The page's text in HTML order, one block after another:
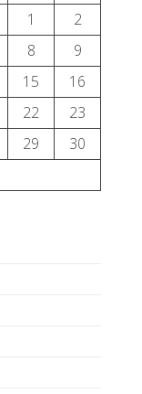
1
2
8
9
15
16
22
23
29
30